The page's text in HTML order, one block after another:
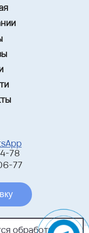
78
77
обработка